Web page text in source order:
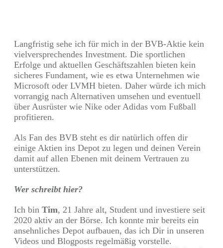
Langfristig sehe ich für mich in der BVB-Aktie kein
vielversprechendes Investment. Die sportlichen
Erfolge und aktuellen Geschäftszahlen bieten kein
sicheres Fundament, wie es etwa Unternehmen wie
Microsoft oder LVMH bieten. Daher würde ich mich
vorrangig nach Alternativen umsehen und eventuell
über Ausrüster wie Nike oder Adidas vom Fußball
profitieren.
Als Fan des BVB steht es dir natürlich offen dir
einige Aktien ins Depot zu legen und deinen Verein
damit auf allen Ebenen mit deinem Vertrauen zu
unterstützen.
Wer schreibt hier?
Ich bin Tim, 21 Jahre alt, Student und investiere seit
2020 aktiv an der Börse. Ich konnte mir bereits ein
ansehnliches Depot aufbauen, das ich Dir in unseren
Videos und Blogposts regelmäßig vorstelle.